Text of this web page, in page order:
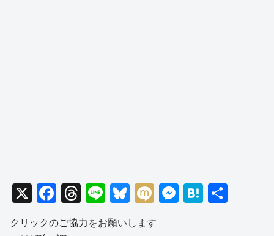
X
F
T
hr
Li
n
Bl
u
M
M
H
クリックのご協力をお願いします